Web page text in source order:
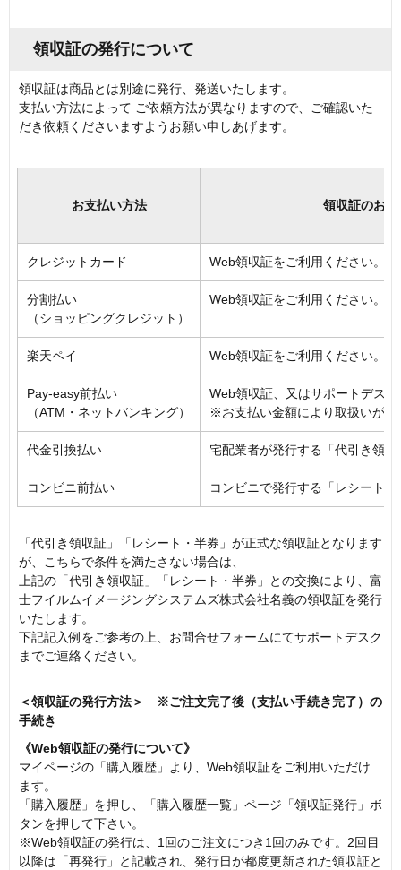
領収証の発行について
領収証は商品とは別途に発行、発送いたします。
支払い方法によって ご依頼方法が異なりますので、ご確認いた
だき依頼くださいますようお願い申しあげます。
お支払い方法 領収証のお取
クレジットカード Web領収証をご利用ください。
分割払い
（ショッピングクレジット）
Web領収証をご利用ください。
楽天ペイ Web領収証をご利用ください。
Pay-easy前払い
（ATM・ネットバンキング）
Web領収証、又はサポートデス
※お支払い金額により取扱いが変
代金引換払い 宅配業者が発行する「代引き領
コンビニ前払い コンビニで発行する「レシート
「代引き領収証」「レシート・半券」が正式な領収証となります
が、こちらで条件を満たさない場合は、
上記の「代引き領収証」「レシート・半券」との交換により、富
士フイルムイメージングシステムズ株式会社名義の領収証を発行
いたします。
下記記入例をご参考の上、お問合せフォームにてサポートデスク
までご連絡ください。
＜領収証の発行方法＞ ※ご注文完了後（支払い手続き完了）の
手続き
《Web領収証の発行について》
マイページの「購入履歴」より、Web領収証をご利用いただけ
ます。
「購入履歴」を押し、「購入履歴一覧」ページ「領収証発行」ボ
タンを押して下さい。
※Web領収証の発行は、1回のご注文につき1回のみです。2回目
以降は「再発行」と記載され、発行日が都度更新された領収証と